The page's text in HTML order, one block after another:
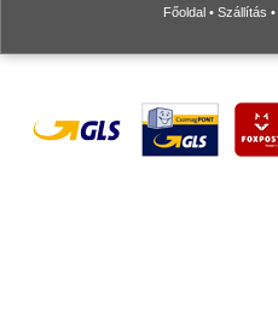
Főoldal • Szállítás •